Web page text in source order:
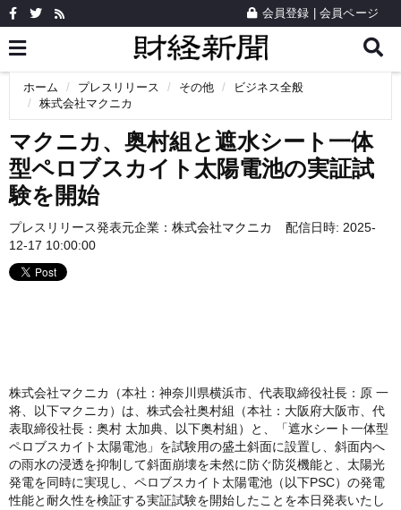
会員登録 会員ページ
ホーム プレスリリース その他
ビジネス全般
株式会社マクニカ
マクニカ、奥村組と遮水シート一体
型ペロブスカイト太陽電池の実証試
験を開始
プレスリリース発表元企業： 株式会社マクニカ
配信日時: 2025-
12-17 10:00:00
株式会社マクニカ（本社：神奈川県横浜市、代表取締役社長：原 一
将、以下マクニカ）は、株式会社奥村組（本社：大阪府大阪市、代
表取締役社長：奥村 太加典、以下奥村組）と、「遮水シート一体型
ペロブスカイト太陽電池」を試験用の盛土斜面に設置し、斜面内へ
の雨水の浸透を抑制して斜面崩壊を未然に防ぐ防災機能と、太陽光
発電を同時に実現し、ペロブスカイト太陽電池（以下PSC）の発電
性能と耐久性を検証する実証試験を開始したことを本日発表いたし